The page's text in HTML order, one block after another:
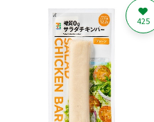
425